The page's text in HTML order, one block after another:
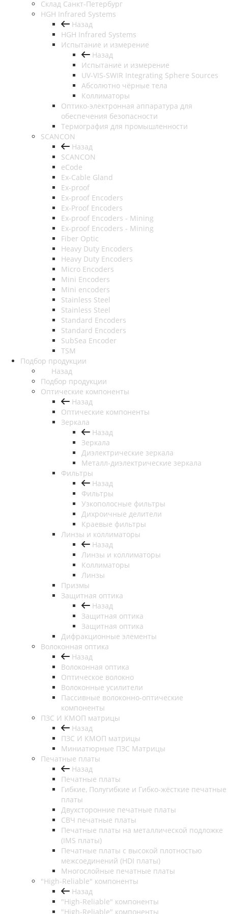
Cклад Санкт-Петербург
HGH Infrared Systems
Назад
HGH Infrared Systems
Испытание и измерение
Назад
Испытание и измерение
UV-VIS-SWIR Integrating Sphere Sources
Абсолютно чёрные тела
Коллиматоры
Оптико-электронная аппаратура для
обеспечения безопасности
Термография для промышленности
SCANCON
Назад
SCANCON
eCode
Ex-Cable Gland
Ex-proof
Ex-proof Encoders
Ex-Proof Encoders
Ex-proof Encoders - Mining
Ex-proof Encoders - Mining
Fiber Optic
Heavy Duty Encoders
Heavy Duty Encoders
Micro Encoders
Mini Encoders
Mini encoders
Stainless Steel
Stainless Steel
Standard Encoders
Standard Encoders
SubSea Encoder
TSM
Подбор продукции
Назад
Подбор продукции
Оптические компоненты
Назад
Оптические компоненты
Зеркала
Назад
Зеркала
Диэлектрические зеркала
Металл-диэлектрические зеркала
Фильтры
Назад
Фильтры
Узкополосные фильтры
Дихроичные делители
Краевые фильтры
Линзы и коллиматоры
Назад
Линзы и коллиматоры
Коллиматоры
Линзы
Призмы
Защитная оптика
Назад
Защитная оптика
Защитная оптика
Дифракционные элементы
Волоконная оптика
Назад
Волоконная оптика
Оптическое волокно
Волоконные усилители
Пассивные волоконно-оптические
компоненты
ПЗС И КМОП матрицы
Назад
ПЗС И КМОП матрицы
Миниатюрные ПЗС Матрицы
Печатные платы
Назад
Печатные платы
Гибкие, Полугибкие и Гибко-жёсткие печатные
платы
Двухсторонние печатные платы
СВЧ печатные платы
Печатные платы на металлической подложке
(IMS платы)
Печатные платы с высокой плотностью
межсоединений (HDI платы)
Многослойные печатные платы
"High-Reliable" компоненты
Назад
"High-Reliable" компоненты
"High-Reliable" компоненты